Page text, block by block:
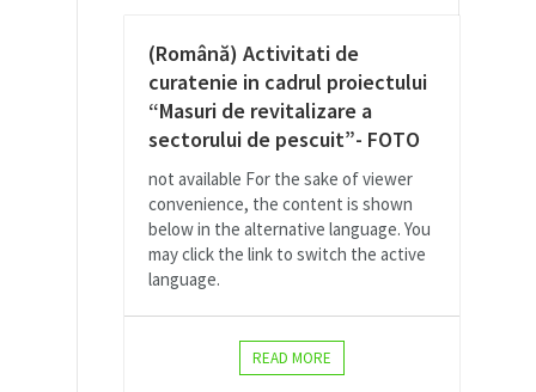
(Română) Activitati de
curatenie in cadrul proiectului
“Masuri de revitalizare a
sectorului de pescuit”- FOTO
not available For the sake of viewer
convenience, the content is shown
below in the alternative language. You
may click the link to switch the active
language.
READ MORE